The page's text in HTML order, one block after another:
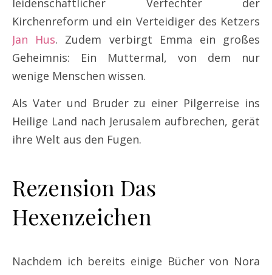
leidenschaftlicher Verfechter der
Kirchenreform und ein Verteidiger des Ketzers
Jan Hus. Zudem verbirgt Emma ein großes
Geheimnis: Ein Muttermal, von dem nur
wenige Menschen wissen.
Als Vater und Bruder zu einer Pilgerreise ins
Heilige Land nach Jerusalem aufbrechen, gerät
ihre Welt aus den Fugen.
Rezension Das
Hexenzeichen
Nachdem ich bereits einige Bücher von Nora